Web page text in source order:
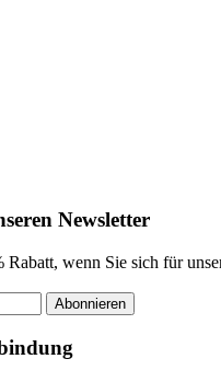
Newsletter
wenn Sie sich für
Abonnieren